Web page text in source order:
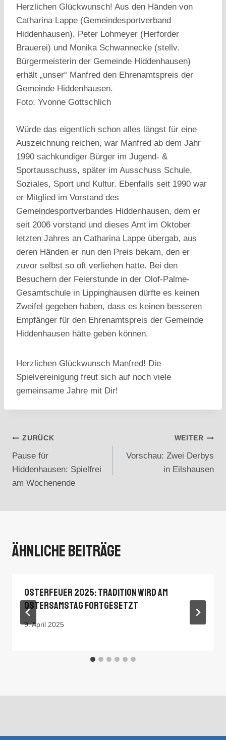
Herzlichen Glückwunsch! Aus den Händen von
Catharina Lappe (Gemeindesportverband
Hiddenhausen), Peter Lohmeyer (Herforder
Brauerei) und Monika Schwannecke (stellv.
Bürgermeisterin der Gemeinde Hiddenhausen)
erhält „unser“ Manfred den Ehrenamtspreis der
Gemeinde Hiddenhausen.
Foto: Yvonne Gottschlich
Würde das eigentlich schon alles längst für eine
Auszeichnung reichen, war Manfred ab dem Jahr
1990 sachkundiger Bürger im Jugend- &
Sportausschuss, später im Ausschuss Schule,
Soziales, Sport und Kultur. Ebenfalls seit 1990 war
er Mitglied im Vorstand des
Gemeindesportverbandes Hiddenhausen, dem er
seit 2006 vorstand und dieses Amt im Oktober
letzten Jahres an Catharina Lappe übergab, aus
deren Händen er nun den Preis bekam, den er
zuvor selbst so oft verliehen hatte. Bei den
Besuchern der Feierstunde in der Olof-Palme-
Gesamtschule in Lippinghausen dürfte es keinen
Zweifel gegeben haben, dass es keinen besseren
Empfänger für den Ehrenamtspreis der Gemeinde
Hiddenhausen hätte geben können.
Herzlichen Glückwunsch Manfred! Die
Spielvereinigung freut sich auf noch viele
gemeinsame Jahre mit Dir!
Beitragsnavigation
ZURÜCK
Pause für
Hiddenhausen: Spielfrei
am Wochenende
WEITER
Vorschau: Zwei Derbys
in Eilshausen
Ähnliche Beiträge
Osterfeuer 2025: Tradition Wird Am
Ostersamstag Fortgesetzt
9. April 2025